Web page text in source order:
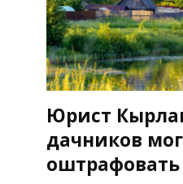
Юрист
дачников
оштрафовать